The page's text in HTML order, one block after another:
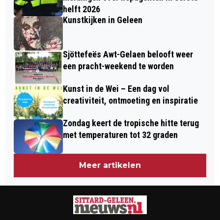
helft 2026
Kunstkijken in Geleen
Sjöttefeës Awt-Gelaen belooft weer
een pracht-weekend te worden
Kunst in de Wei – Een dag vol
creativiteit, ontmoeting en inspiratie
Zondag keert de tropische hitte terug
met temperaturen tot 32 graden
Meer artikelen